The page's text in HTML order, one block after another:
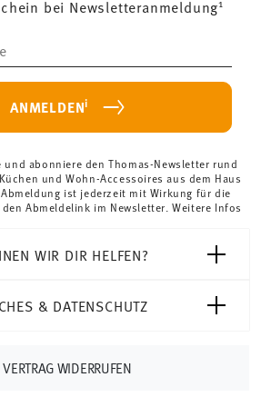
ins Vereinigte Königreich)
69,90 €:
€ beträgt, fallen Versandkosten an. Für
diese 4,90 €. Für alle anderen
die Lieferkostenhier einsehen
Für Lieferungen ins Vereinigte
Mindestbestellwert bei £135, die
versandkostenfrei.
in die Schweiz sind ab 69,90 CHF
Unter einem Bestellwert von 69,90
bei 36,90 CHF.
die Reise geht.
Deutschlands:3-5 Werktage für
.
bei Newsletteranmeldung
ANMELDENi
und abonniere den Thomas-Newsletter rund
und Wohn-Accessoires aus dem Haus
ist jederzeit mit Wirkung für die
Abmeldelink im Newsletter. Weitere Infos
WIR DIR HELFEN?
& DATENSCHUTZ
VERTRAG WIDERRUFEN